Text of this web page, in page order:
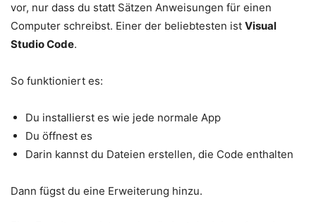
vor, nur dass du statt Sätzen Anweisungen für einen
Computer schreibst. Einer der beliebtesten ist Visual
Studio Code.
So funktioniert es:
Du installierst es wie jede normale App
Du öffnest es
Darin kannst du Dateien erstellen, die Code enthalten
Dann fügst du eine Erweiterung hinzu.